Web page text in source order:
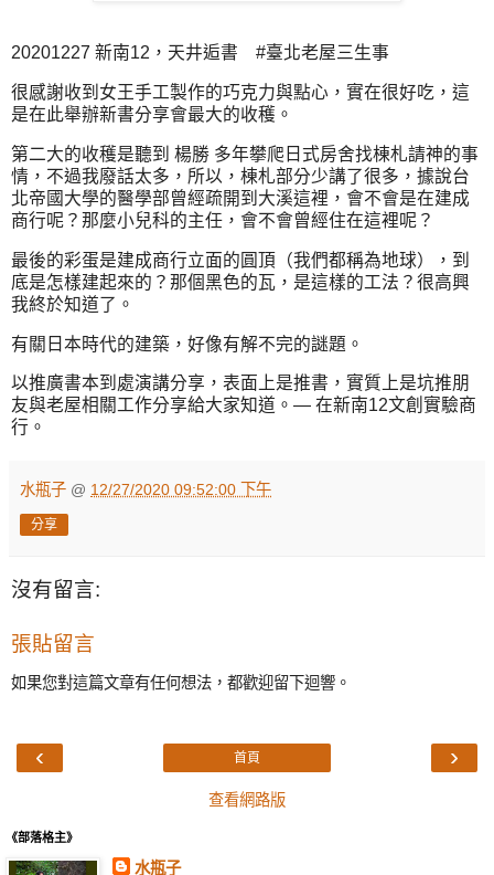
20201227 新南12，天井逅書 #臺北老屋三生事
很感謝收到女王手工製作的巧克力與點心，實在很好吃，這
是在此舉辦新書分享會最大的收穫。
第二大的收穫是聽到 楊勝 多年攀爬日式房舍找棟札請神的事
情，不過我廢話太多，所以，棟札部分少講了很多，據說台
北帝國大學的醫學部曾經疏開到大溪這裡，會不會是在建成
商行呢？那麼小兒科的主任，會不會曾經住在這裡呢？
最後的彩蛋是建成商行立面的圓頂（我們都稱為地球），到
底是怎樣建起來的？那個黑色的瓦，是這樣的工法？很高興
我終於知道了。
有關日本時代的建築，好像有解不完的謎題。
以推廣書本到處演講分享，表面上是推書，實質上是坑推朋
友與老屋相關工作分享給大家知道。— 在新南12文創實驗商
行。
水瓶子 @ 12/27/2020 09:52:00 下午
分享
沒有留言:
張貼留言
如果您對這篇文章有任何想法，都歡迎留下迴響。
‹ ›
首頁
查看網路版
《部落格主》
水瓶子